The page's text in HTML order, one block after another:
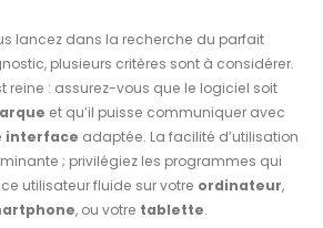
lancez dans la recherche du parfait
plusieurs critères sont à considérer.
reine : assurez-vous que le logiciel soit
et qu’il puisse communiquer avec
interface adaptée. La facilité d’utilisation
; privilégiez les programmes qui
utilisateur fluide sur votre ordinateur,
, ou votre tablette.